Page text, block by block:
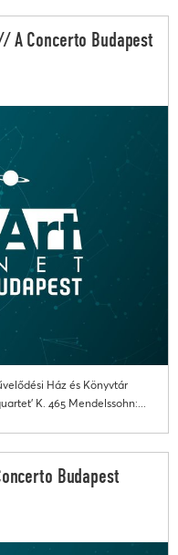
A Concerto Budapest
Ház és Könyvtár
K. 465 Mendelssohn:...
Budapest